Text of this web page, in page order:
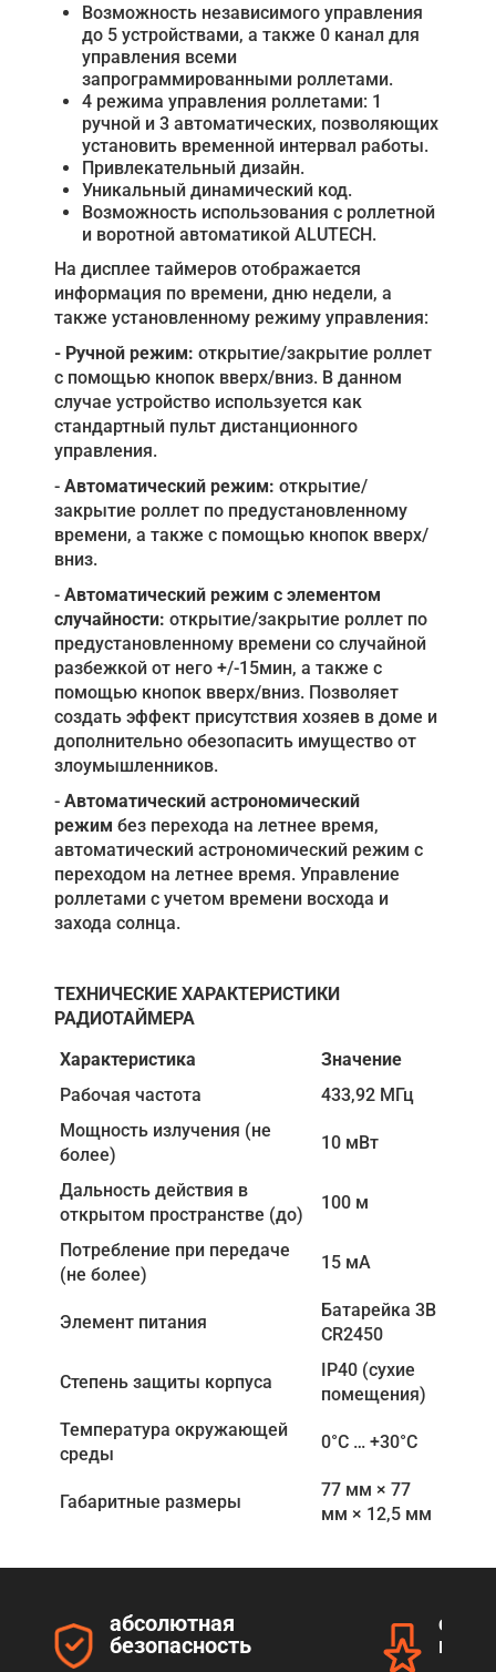
Возможность независимого управления
до 5 устройствами, а также 0 канал для
управления всеми
запрограммированными роллетами.
4 режима управления роллетами: 1
ручной и 3 автоматических, позволяющих
установить временной интервал работы.
Привлекательный дизайн.
Уникальный динамический код.
Возможность использования с роллетной
и воротной автоматикой ALUTECH.
На дисплее таймеров отображается
информация по времени, дню недели, а
также установленному режиму управления:
- Ручной режим: открытие/закрытие роллет
с помощью кнопок вверх/вниз. В данном
случае устройство используется как
стандартный пульт дистанционного
управления.
- Автоматический режим: открытие/
закрытие роллет по предустановленному
времени, а также с помощью кнопок вверх/
вниз.
- Автоматический режим с элементом
случайности: открытие/закрытие роллет по
предустановленному времени со случайной
разбежкой от него +/-15мин, а также с
помощью кнопок вверх/вниз. Позволяет
создать эффект присутствия хозяев в доме и
дополнительно обезопасить имущество от
злоумышленников.
- Автоматический астрономический
режим без перехода на летнее время,
автоматический астрономический режим с
переходом на летнее время. Управление
роллетами с учетом времени восхода и
захода солнца.
ТЕХНИЧЕСКИЕ ХАРАКТЕРИСТИКИ
РАДИОТАЙМЕРА
Характеристика
Значение
Рабочая частота
433,92 МГц
Мощность излучения (не
более)
10 мВт
Дальность действия в
открытом пространстве (до)
100 м
Потребление при передаче
(не более)
15 мА
Элемент питания
Батарейка 3В
CR2450
Степень защиты корпуса
IР40 (сухие
помещения)
Температура окружающей
среды
0°С … +30°С
Габаритные размеры
77 мм × 77
мм × 12,5 мм
абсолютная
безопасность